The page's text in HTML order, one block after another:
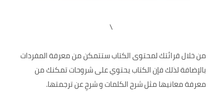
\
من خلال قرائتك لمحتوى الكتاب ستتمكن من معرفة المفردات
بالإضافة لذلك فإن الكتاب يحتوي على شروحات تمكنك من
معرفة معانيها مثل شرح الكلمات و شرحِ عن ترجمتها.